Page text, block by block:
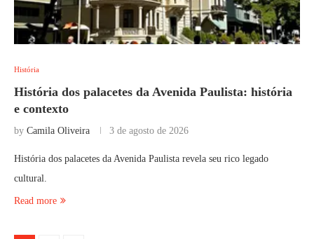
História
História dos palacetes da Avenida Paulista: história
e contexto
by Camila Oliveira 3 de agosto de 2026
História dos palacetes da Avenida Paulista revela seu rico legado
cultural.
Read more